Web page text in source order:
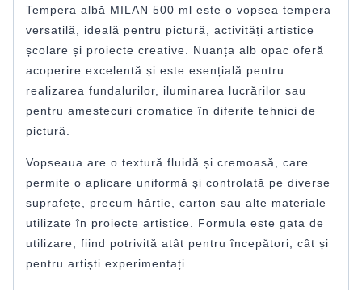
Tempera albă MILAN 500 ml este o vopsea tempera
versatilă, ideală pentru pictură, activități artistice
școlare și proiecte creative. Nuanța alb opac oferă
acoperire excelentă și este esențială pentru
realizarea fundalurilor, iluminarea lucrărilor sau
pentru amestecuri cromatice în diferite tehnici de
pictură.
Vopseaua are o textură fluidă și cremoasă, care
permite o aplicare uniformă și controlată pe diverse
suprafețe, precum hârtie, carton sau alte materiale
utilizate în proiecte artistice. Formula este gata de
utilizare, fiind potrivită atât pentru începători, cât și
pentru artiști experimentați.